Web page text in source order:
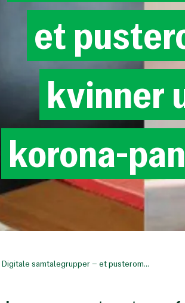
et
kvinner
korona-
Digitale samtalegrupper – et pusterom...